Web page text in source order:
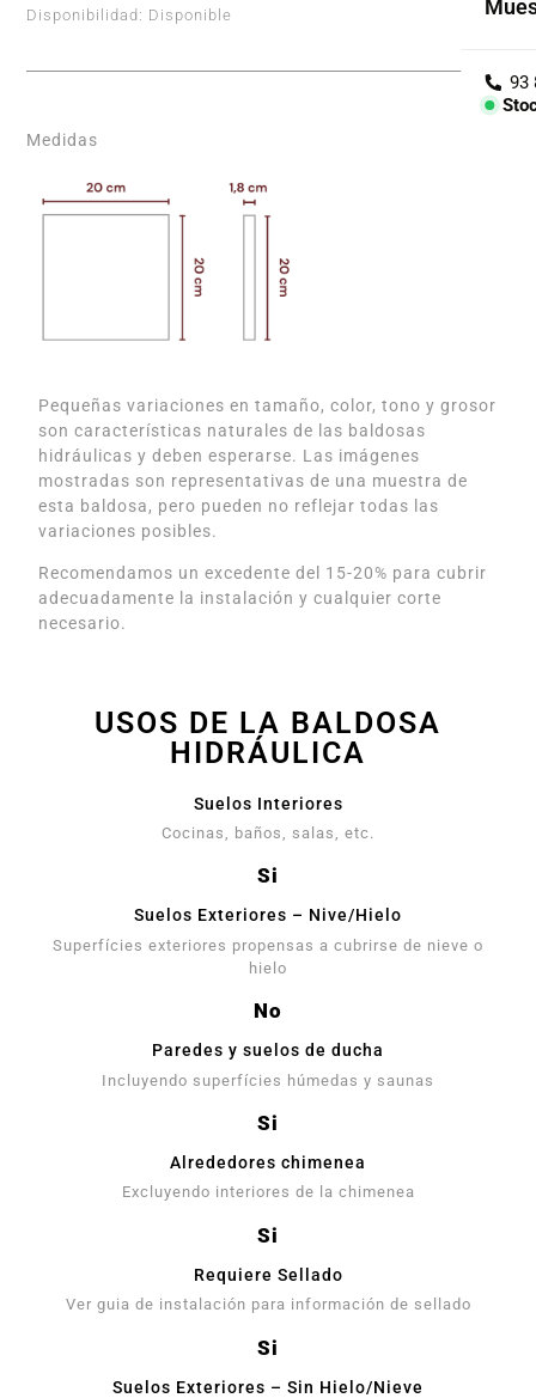
Disponibilidad: Disponible
Medidas
Pequeñas variaciones en tamaño, color, tono y grosor
son características naturales de las baldosas
hidráulicas y deben esperarse. Las imágenes
mostradas son representativas de una muestra de
esta baldosa, pero pueden no reflejar todas las
variaciones posibles.
Recomendamos un excedente del 15-20% para cubrir
adecuadamente la instalación y cualquier corte
necesario.
USOS DE LA BALDOSA
HIDRÁULICA
Suelos Interiores
Cocinas, baños, salas, etc.
Si
Suelos Exteriores – Nive/Hielo
Superfícies exteriores propensas a cubrirse de nieve o
hielo
No
Paredes y suelos de ducha
Incluyendo superfícies húmedas y saunas
Si
Alrededores chimenea
Excluyendo interiores de la chimenea
Si
Requiere Sellado
Ver guia de instalación para información de sellado
Si
Suelos Exteriores – Sin Hielo/Nieve